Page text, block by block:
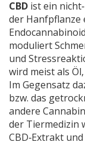
CBD ist ein
der Hanfpflanze
moduliert
und
wird meist als
Im Gegensatz
bzw. das
andere
der Tiermedizin
CBD‑Extrakt